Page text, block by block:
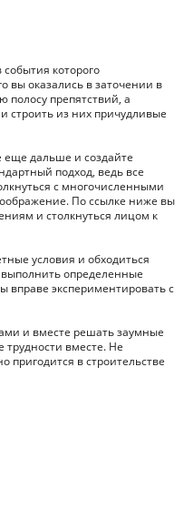
которого
вы оказались в заточении в
полосу препятствий, а
строить из них причудливые
еще дальше и создайте
подход, ведь все
с многочисленными
По ссылке ниже вы
и столкнуться лицом к
условия и обходиться
определенные
вправе экспериментировать с
и вместе решать заумные
трудности вместе. Не
в строительстве